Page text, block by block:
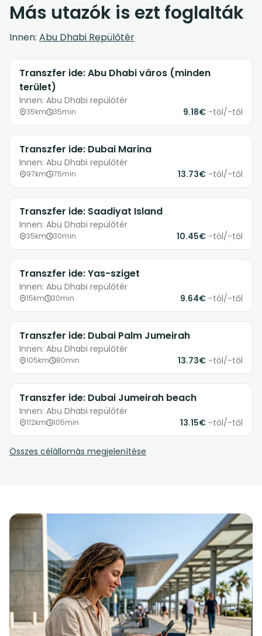
Más utazók is ezt foglalták
Innen: Abu Dhabi Repülőtér
Transzfer ide: Abu Dhabi város (minden
terület)
Innen: Abu Dhabi repülőtér
35km 35min 9.18€ -tól/-től
Transzfer ide: Dubai Marina
Innen: Abu Dhabi repülőtér
97km 75min 13.73€ -tól/-től
Transzfer ide: Saadiyat Island
Innen: Abu Dhabi repülőtér
35km 30min 10.45€ -tól/-től
Transzfer ide: Yas-sziget
Innen: Abu Dhabi repülőtér
15km 30min 9.64€ -tól/-től
Transzfer ide: Dubai Palm Jumeirah
Innen: Abu Dhabi repülőtér
105km 80min 13.73€ -tól/-től
Transzfer ide: Dubai Jumeirah beach
Innen: Abu Dhabi repülőtér
112km 105min 13.15€ -tól/-től
Összes célállomás megjelenítése